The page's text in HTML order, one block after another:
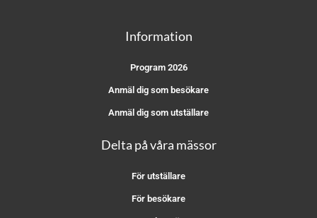
Information
Program 2026
Anmäl dig som besökare
Anmäl dig som utställare
Delta på våra mässor
För utställare
För besökare